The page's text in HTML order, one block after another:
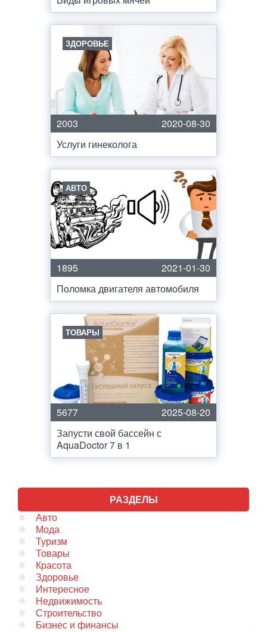
ЗДОРОВЬЕ
2003
2020-08-30
Услуги гинеколога
АВТО
1895
2021-01-30
Поломка двигателя автомобиля
ТОВАРЫ
5677
2025-08-20
Запусти свой бассейн с
AquaDoctor 7 в 1
РАЗДЕЛЫ
Авто
Мода
Туризм
Товары
Красота
Здоровье
Интересное
Недвижимость
Строительство
Бизнес и финансы